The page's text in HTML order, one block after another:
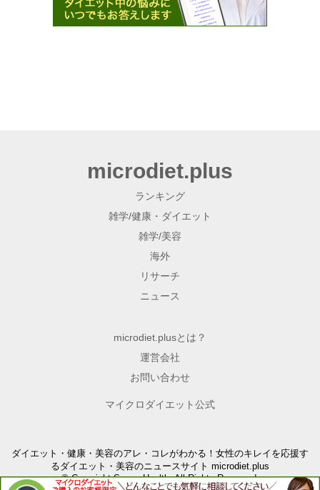
microdiet.plus
ランキング
雑学/健康・ダイエット
雑学/美容
海外
リサーチ
ニュース
microdiet.plusとは？
運営会社
お問い合わせ
マイクロダイエット公式
ダイエット・健康・美容のアレ・コレがわかる！女性のキレイを応援す
るダイエット・美容のニュースサイト microdiet.plus
© Copyright Sunny Health. All Rights Reserved.